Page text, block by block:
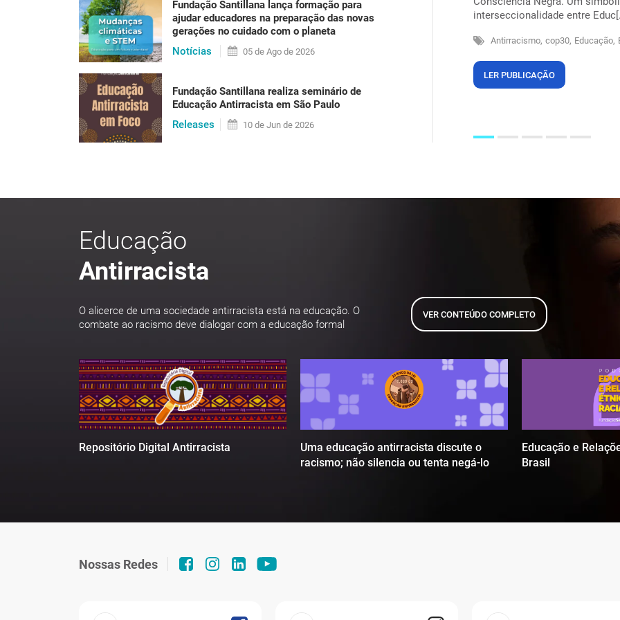
Fundação Santillana lança formação para
ajudar educadores na preparação das novas
gerações no cuidado com o planeta
Notícias
05 de Ago de 2026
Fundação Santillana realiza seminário de
Educação Antirracista em São Paulo
Releases
10 de Jun de 2026
Se até alguns anos atrás a sustentabilidade parecia ser um problema dos outros,
não há mais como negar: sentimos hoje os efeitos na própria pele, suando sob
um calor que [...]
LER PUBLICAÇÃO
interseccionalidade entre
Antirracismo, cop30, Educação,
LER PUBLICAÇÃO
Educação
Antirracista
O alicerce de uma sociedade antirracista está na educação. O
combate ao racismo deve dialogar com a educação formal
VER CONTEÚDO COMPLETO
Repositório Digital Antirracista
Uma educação antirracista discute o
racismo; não silencia ou tenta negá-lo
Educação e
Brasil
Nossas Redes